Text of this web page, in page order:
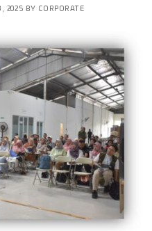
2025 BY CORPORATE